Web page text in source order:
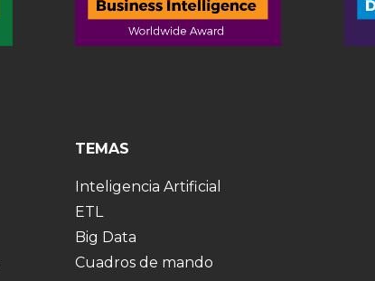
TEMAS
Inteligencia Artificial
ETL
Big Data
Cuadros de mando